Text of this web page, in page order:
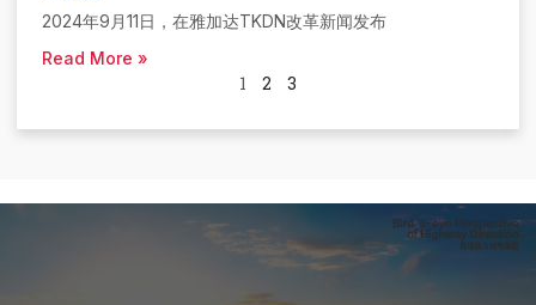
2024年9月11日，在雅加达TKDN改革新闻发布
Read More »
1 2 3